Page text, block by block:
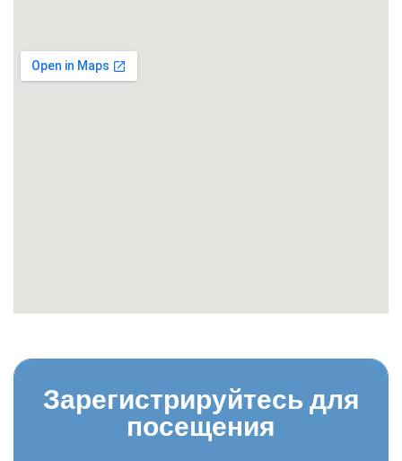
Зарегистрируйтесь для
посещения